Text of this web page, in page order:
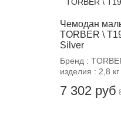
Чемодан
TORBER \
Silver
Бренд :
изделия : 2,8
7 302 руб